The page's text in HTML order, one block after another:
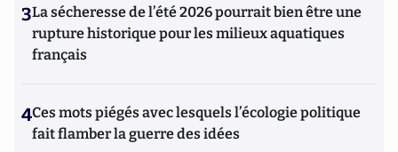
3La sécheresse de l’été 2026 pourrait bien être une
rupture historique pour les milieux aquatiques
français
4Ces mots piégés avec lesquels l’écologie politique
fait flamber la guerre des idées